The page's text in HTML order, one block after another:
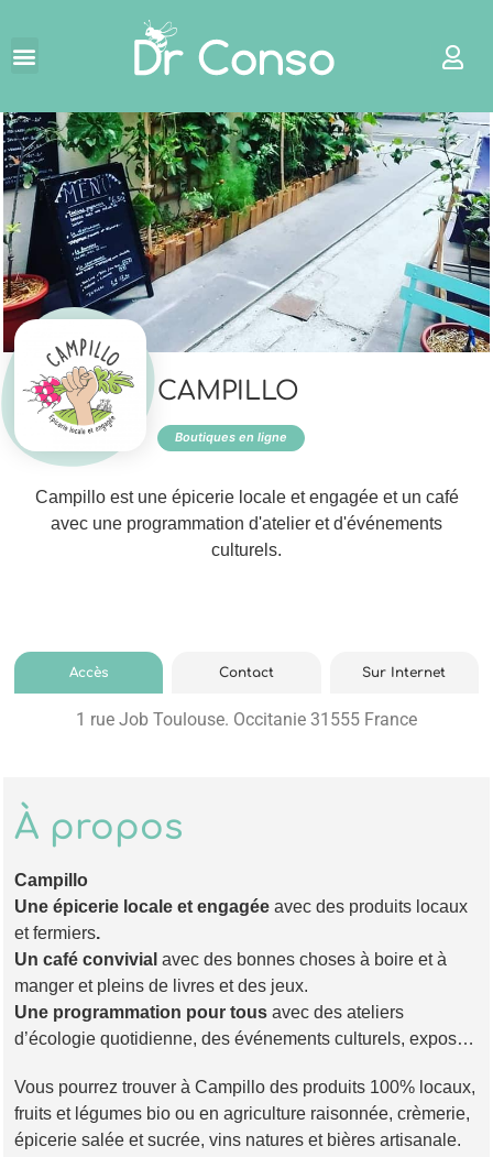
CAMPILLO
Boutiques en ligne
Campillo est une épicerie locale et engagée et un café
avec une programmation d'atelier et d'événements
culturels.
Accès
1 rue Job Toulouse. Occitanie 31555 France
Contact Sur Internet
À propos
Campillo
Une épicerie locale et engagée avec des produits locaux
et fermiers.
Un café convivial avec des bonnes choses à boire et à
manger et pleins de livres et des jeux.
Une programmation pour tous avec des ateliers
d’écologie quotidienne, des événements culturels, expos…
Vous pourrez trouver à Campillo des produits 100% locaux,
fruits et légumes bio ou en agriculture raisonnée, crèmerie,
épicerie salée et sucrée, vins natures et bières artisanale.